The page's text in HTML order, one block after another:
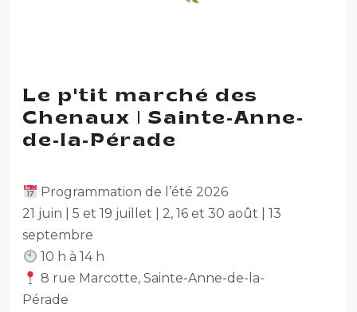
Le p'tit marché des
Chenaux | Sainte-Anne-
de-la-Pérade
Programmation de l’été 2026
21 juin | 5 et 19 juillet | 2, 16 et 30 août | 13
septembre
10 h à 14 h
8 rue Marcotte, Sainte-Anne-de-la-
Pérade